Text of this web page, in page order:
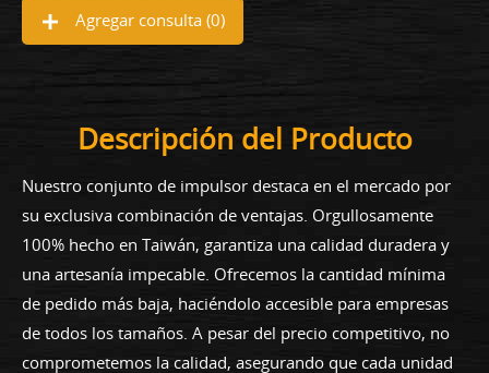
Agregar consulta (0)
Descripción del Producto
Nuestro conjunto de impulsor destaca en el mercado por
su exclusiva combinación de ventajas. Orgullosamente
100% hecho en Taiwán, garantiza una calidad duradera y
una artesanía impecable. Ofrecemos la cantidad mínima
de pedido más baja, haciéndolo accesible para empresas
de todos los tamaños. A pesar del precio competitivo, no
comprometemos la calidad, asegurando que cada unidad